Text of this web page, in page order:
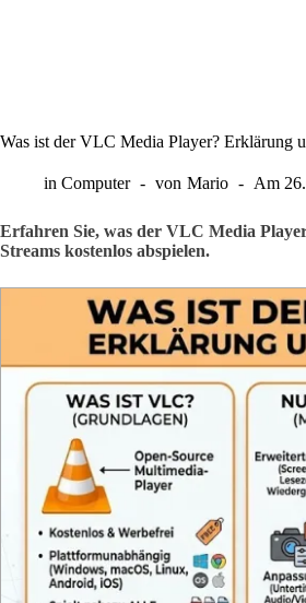
Was ist der VLC Media Player? Erklärung
in Computer von Mario Am
Erfahren Sie, was der VLC Media
Streams kostenlos abspielen.